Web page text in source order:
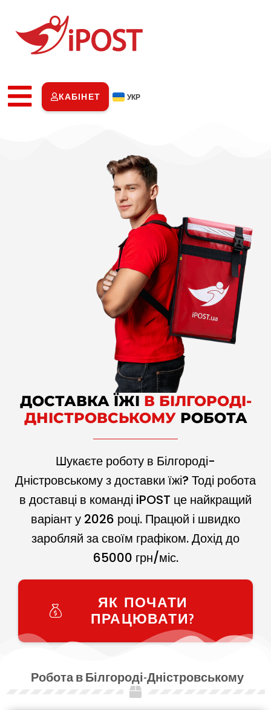
КАБІНЕТ УКР
ДОСТАВКА ЇЖІ В БІЛГОРОДІ-
ДНІСТРОВСЬКОМУРОБОТА
Шукаєте роботу в Білгороді-
Дністровському з доставки їжі? Тоді робота
в доставці в команді iPOST це найкращий
варіант у 2026 році. Працюй і швидко
заробляй за своїм графіком. Дохід до
65000 грн/міс.
ЯК ПОЧАТИ
ПРАЦЮВАТИ?
Робота в Білгороді-Дністровському